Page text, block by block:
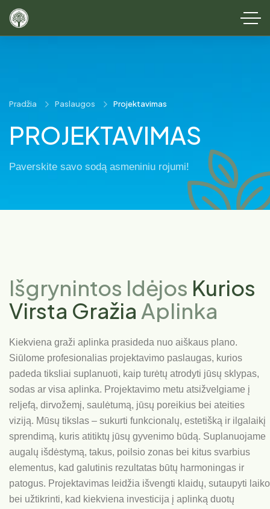
Pradžia Paslaugos Projektavimas
PROJEKTAVIMAS
Paverskite savo sodą asmeniniu rojumi!
Išgrynintos Idėjos Kurios
Virsta Gražia Aplinka
Kiekviena graži aplinka prasideda nuo aiškaus plano.
Siūlome profesionalias projektavimo paslaugas, kurios
padeda tiksliai suplanuoti, kaip turėtų atrodyti jūsų sklypas,
sodas ar visa aplinka. Projektavimo metu atsižvelgiame į
reljefą, dirvožemį, saulėtumą, jūsų poreikius bei ateities
viziją. Mūsų tikslas – sukurti funkcionalų, estetišką ir ilgalaikį
sprendimą, kuris atitiktų jūsų gyvenimo būdą. Suplanuojame
augalų išdėstymą, takus, poilsio zonas bei kitus svarbius
elementus, kad galutinis rezultatas būtų harmoningas ir
patogus. Projektavimas leidžia išvengti klaidų, sutaupyti laiko
bei užtikrinti, kad kiekviena investicija į aplinką duotų